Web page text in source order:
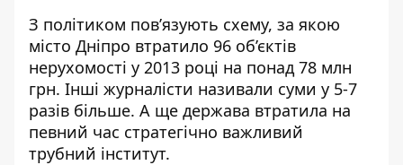
З політиком пов’язують схему, за якою
місто Дніпро втратило 96 об’єктів
нерухомості у 2013 році на понад 78 млн
грн. Інші журналісти називали суми у 5-7
разів більше. А ще держава втратила на
певний час стратегічно важливий
трубний інститут.